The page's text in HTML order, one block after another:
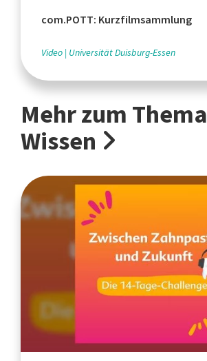
com.POTT: Kurzfilmsammlung
Video Universität Duisburg-Essen
Mehr zum Thema
Wissen